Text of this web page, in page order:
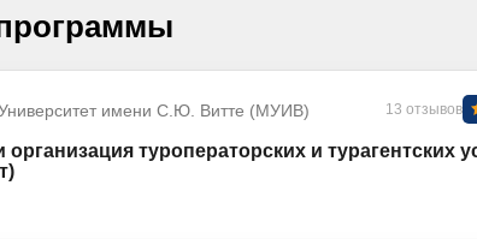
имени С.Ю. Витте (МУИВ) 13 отзывов
организация туроператорских и турагентских